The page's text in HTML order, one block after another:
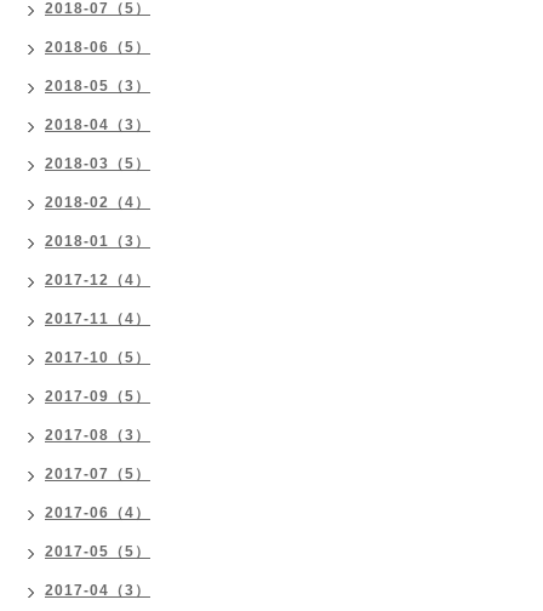
2018-07（5）
2018-06（5）
2018-05（3）
2018-04（3）
2018-03（5）
2018-02（4）
2018-01（3）
2017-12（4）
2017-11（4）
2017-10（5）
2017-09（5）
2017-08（3）
2017-07（5）
2017-06（4）
2017-05（5）
2017-04（3）